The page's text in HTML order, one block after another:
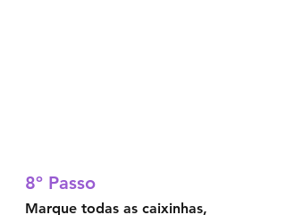
Marque todas as caixinhas,